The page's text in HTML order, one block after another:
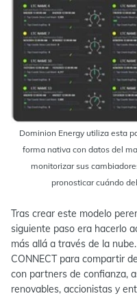
Dominion Energy utiliza esta
forma nativa con datos del
monitorizar sus
pronosticar cuándo
Tras crear este modelo
siguiente paso era hacerlo
más allá a través de la
CONNECT para compartir
con partners de confianza,
renovables, accionistas y